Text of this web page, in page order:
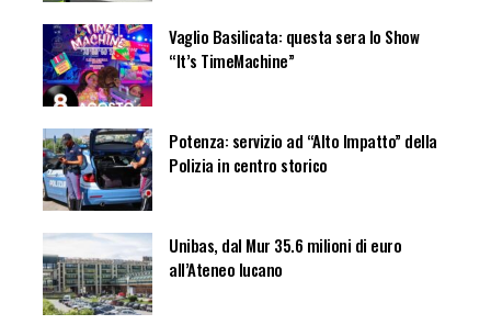
Vaglio Basilicata: questa sera lo Show
“It’s TimeMachine”
Potenza: servizio ad “Alto Impatto” della
Polizia in centro storico
Unibas, dal Mur 35.6 milioni di euro
all’Ateneo lucano